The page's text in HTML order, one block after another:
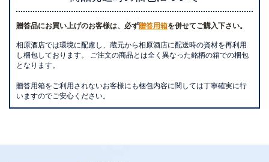
贈答品にお買い上げのお客様は、必ず贈答用箱を併せてご購入下さい。
相原酒店では環境に配慮し、蔵元から相原酒店に配送時の資材を再利用
し梱包しております。 ご注文の商品とは全く異なった銘柄の箱での梱包
となります。
贈答用箱をご利用されないお客様にも梱包内容に関しては丁寧確実に行
いますのでご安心ください。